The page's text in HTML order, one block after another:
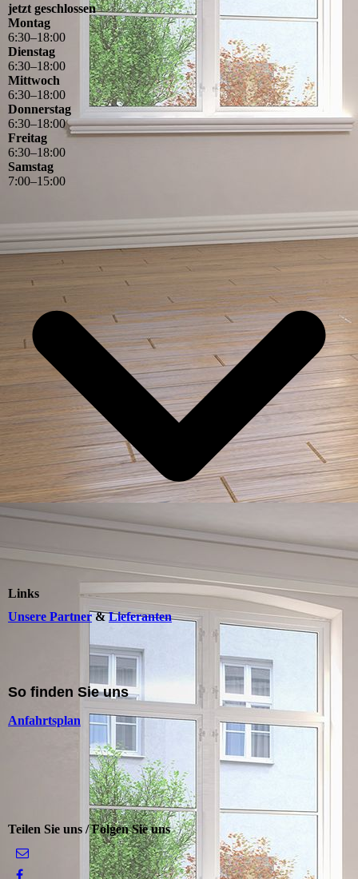
jetzt geschlossen
Montag
6:30–18:00
Dienstag
6:30–18:00
Mittwoch
6:30–18:00
Donnerstag
6:30–18:00
Freitag
6:30–18:00
Samstag
7:00–15:00
Links
Unsere Partner&Lieferanten
So finden Sie uns
Anfahrtsplan
Teilen Sie uns / Folgen Sie uns